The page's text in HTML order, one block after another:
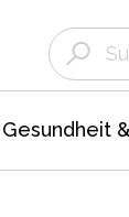
Gesundheit